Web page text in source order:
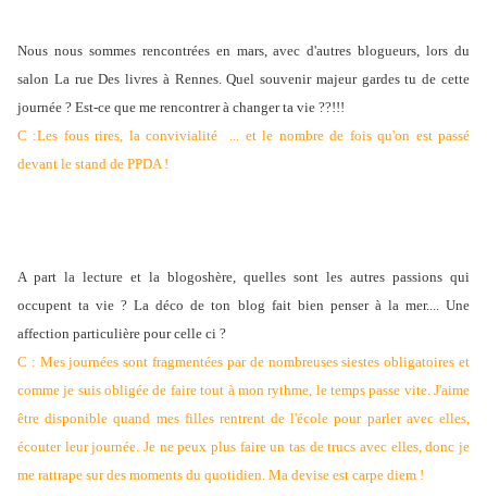
Nous nous sommes rencontrées en mars, avec d'autres blogueurs, lors du
salon La rue Des livres à Rennes. Quel souvenir majeur gardes tu de cette
journée ? Est-ce que me rencontrer à changer ta vie ??!!!
C :Les fous rires, la convivialité ... et le nombre de fois qu'on est passé
devant le stand de PPDA !
A part la lecture et la blogoshère, quelles sont les autres passions qui
occupent ta vie ? La déco de ton blog fait bien penser à la mer.... Une
affection particulière pour celle ci ?
C : Mes journées sont fragmentées par de nombreuses siestes obligatoires et
comme je suis obligée de faire tout à mon rythme, le temps passe vite. J'aime
être disponible quand mes filles rentrent de l'école pour parler avec elles,
écouter leur journée. Je ne peux plus faire un tas de trucs avec elles, donc je
me rattrape sur des moments du quotidien. Ma devise est carpe diem !